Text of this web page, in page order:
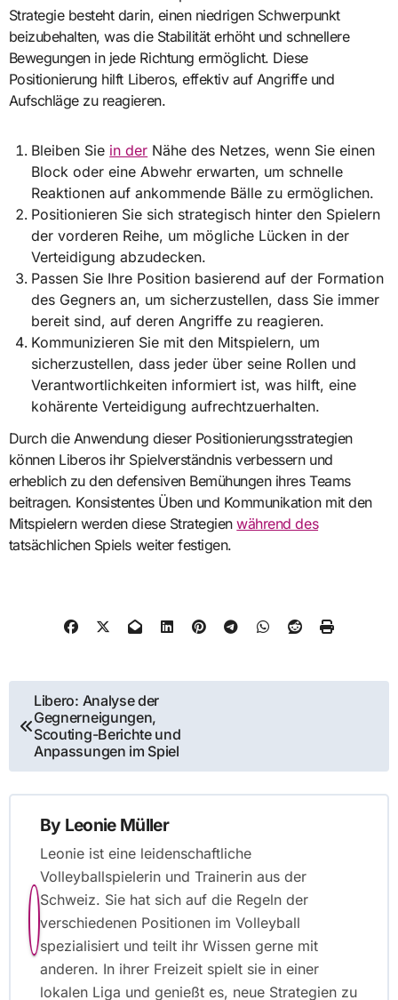
Strategie besteht darin, einen niedrigen Schwerpunkt
beizubehalten, was die Stabilität erhöht und schnellere
Bewegungen in jede Richtung ermöglicht. Diese
Positionierung hilft Liberos, effektiv auf Angriffe und
Aufschläge zu reagieren.
Bleiben Sie in der Nähe des Netzes, wenn Sie einen
Block oder eine Abwehr erwarten, um schnelle
Reaktionen auf ankommende Bälle zu ermöglichen.
Positionieren Sie sich strategisch hinter den Spielern
der vorderen Reihe, um mögliche Lücken in der
Verteidigung abzudecken.
Passen Sie Ihre Position basierend auf der Formation
des Gegners an, um sicherzustellen, dass Sie immer
bereit sind, auf deren Angriffe zu reagieren.
Kommunizieren Sie mit den Mitspielern, um
sicherzustellen, dass jeder über seine Rollen und
Verantwortlichkeiten informiert ist, was hilft, eine
kohärente Verteidigung aufrechtzuerhalten.
Durch die Anwendung dieser Positionierungsstrategien
können Liberos ihr Spielverständnis verbessern und
erheblich zu den defensiven Bemühungen ihres Teams
beitragen. Konsistentes Üben und Kommunikation mit den
Mitspielern werden diese Strategienwährend des
tatsächlichen Spiels weiter festigen.
Post
navigation
Libero: Analyse der
Gegnerneigungen,
Scouting-Berichte und
Anpassungen im Spiel
By Leonie Müller
Leonie ist eine leidenschaftliche
Volleyballspielerin und Trainerin aus der
Schweiz. Sie hat sich auf die Regeln der
verschiedenen Positionen im Volleyball
spezialisiert und teilt ihr Wissen gerne mit
anderen. In ihrer Freizeit spielt sie in einer
lokalen Liga und genießt es, neue Strategien zu